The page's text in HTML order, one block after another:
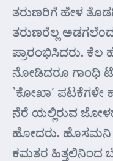
ತರುಣರಿಗೆ ಹೇಳ
ತರುಣರೆಲ್ಲ
ಪ್ರಾರಂಭಿಸಿದರು.
ನೋಡಿದರೂ ಗಾಂಧಿ
`ಕೋಖಾ’ ಪಟಕೆಗಳೇ
ನೆರೆ ಯಲ್ಲಿರುವ
ಹೋದರು. ಹೊಸಮನಿ
ಕಮತರ ಹಿತ್ತಲಿನಿಂದ